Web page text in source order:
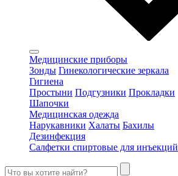
Медицинские приборы
Зонды Гинекологические зеркала
Гигиена
Простыни Подгузники Прокладки
Шапочки
Медицинская одежда
Нарукавники Халаты Бахилы
Дезинфекция
Салфетки спиртовые для инъекций